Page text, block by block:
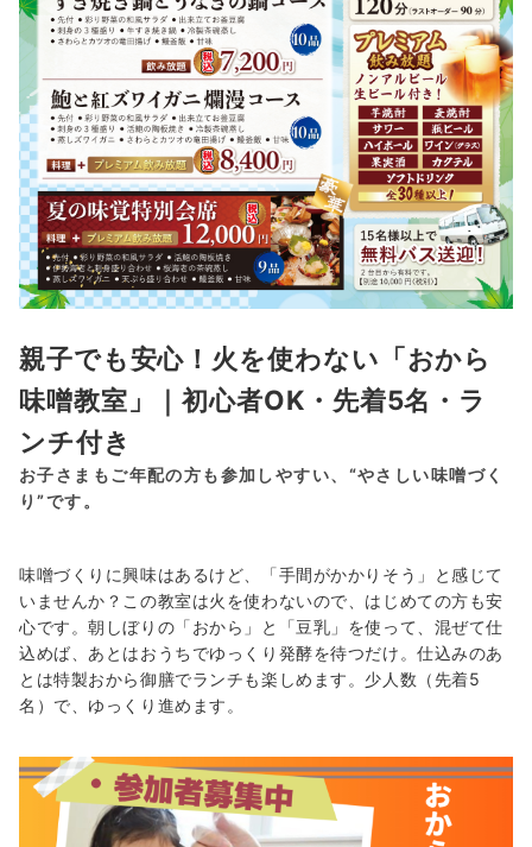
親子でも安心！火を使わない「おから
味噌教室」｜初心者OK・先着5名・ラ
ンチ付き
お子さまもご年配の方も参加しやすい、“やさしい味噌づく
り”です。
味噌づくりに興味はあるけど、「手間がかかりそう」と感じて
いませんか？この教室は火を使わないので、はじめての方も安
心です。朝しぼりの「おから」と「豆乳」を使って、混ぜて仕
込めば、あとはおうちでゆっくり発酵を待つだけ。仕込みのあ
とは特製おから御膳でランチも楽しめます。少人数（先着5
名）で、ゆっくり進めます。